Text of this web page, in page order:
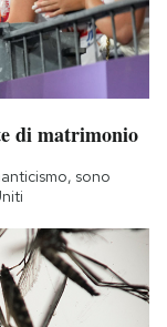
di matrimonio
sono